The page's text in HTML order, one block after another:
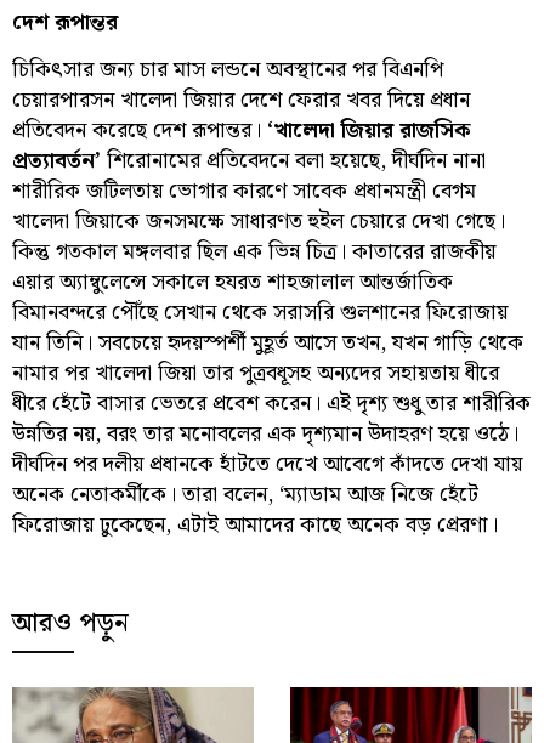
দেশ রূপান্তর
চিকিৎসার জন্য চার মাস লন্ডনে অবস্থানের পর বিএনপি
চেয়ারপারসন খালেদা জিয়ার দেশে ফেরার খবর দিয়ে প্রধান
প্রতিবেদন করেছে দেশ রূপান্তর। ‘খালেদা জিয়ার রাজসিক
প্রত্যাবর্তন’ শিরোনামের প্রতিবেদনে বলা হয়েছে, দীর্ঘদিন নানা
শারীরিক জটিলতায় ভোগার কারণে সাবেক প্রধানমন্ত্রী বেগম
খালেদা জিয়াকে জনসমক্ষে সাধারণত হুইল চেয়ারে দেখা গেছে।
কিন্তু গতকাল মঙ্গলবার ছিল এক ভিন্ন চিত্র। কাতারের রাজকীয়
এয়ার অ্যাম্বুলেন্সে সকালে হযরত শাহজালাল আন্তর্জাতিক
বিমানবন্দরে পৌঁছে সেখান থেকে সরাসরি গুলশানের ফিরোজায়
যান তিনি। সবচেয়ে হৃদয়স্পর্শী মুহূর্ত আসে তখন, যখন গাড়ি থেকে
নামার পর খালেদা জিয়া তার পুত্রবধূসহ অন্যদের সহায়তায় ধীরে
ধীরে হেঁটে বাসার ভেতরে প্রবেশ করেন। এই দৃশ্য শুধু তার শারীরিক
উন্নতির নয়, বরং তার মনোবলের এক দৃশ্যমান উদাহরণ হয়ে ওঠে।
দীর্ঘদিন পর দলীয় প্রধানকে হাঁটতে দেখে আবেগে কাঁদতে দেখা যায়
অনেক নেতাকর্মীকে। তারা বলেন, ‘ম্যাডাম আজ নিজে হেঁটে
ফিরোজায় ঢুকেছেন, এটাই আমাদের কাছে অনেক বড় প্রেরণা।
আরও পড়ুন